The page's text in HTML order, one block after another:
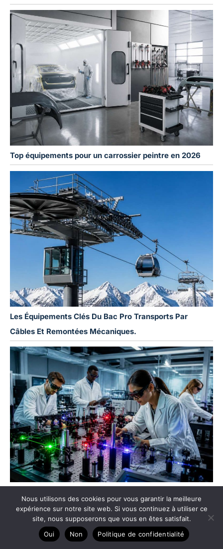
Top équipements pour un carrossier peintre en 2026
Les Équipements Clés Du Bac Pro Transports Par
Câbles Et Remontées Mécaniques.
Nous utilisons des cookies pour vous garantir la meilleure
expérience sur notre site web. Si vous continuez à utiliser ce
site, nous supposerons que vous en êtes satisfait.
Oui
Non Politique de confidentialité